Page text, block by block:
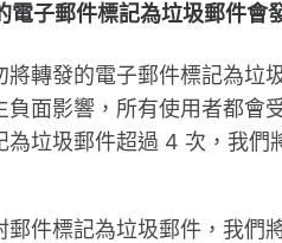
電子郵件標記為垃圾郵件會
將轉發的電子郵件標記為垃
負面影響，所有使用者都會
為垃圾郵件超過 4 次，我們
郵件標記為垃圾郵件，我們